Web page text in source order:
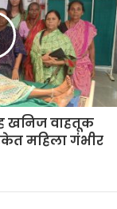
खनिज वाहतूक
महिला गंभीर